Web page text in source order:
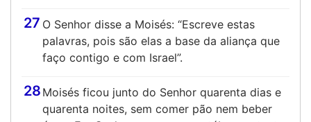
27 O Senhor disse a Moisés: “Escreve estas
palavras, pois são elas a base da aliança que
faço contigo e com Israel”.
28 Moisés ficou junto do Senhor quarenta dias e
quarenta noites, sem comer pão nem beber